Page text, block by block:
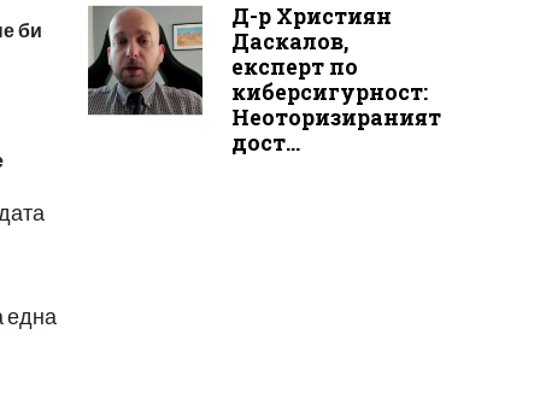
би
една
Д-р Християн
Даскалов,
експерт по
киберсигурност:
Неоторизираният
дост...